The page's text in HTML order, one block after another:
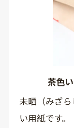
茶色
未晒（みざ
い用紙です。